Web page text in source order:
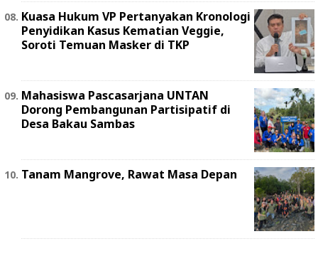
Kuasa Hukum VP Pertanyakan Kronologi
Penyidikan Kasus Kematian Veggie,
Soroti Temuan Masker di TKP
Mahasiswa Pascasarjana UNTAN
Dorong Pembangunan Partisipatif di
Desa Bakau Sambas
Tanam Mangrove, Rawat Masa Depan